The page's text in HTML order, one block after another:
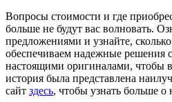
Вопросы стоимости и где
больше не будут вас волновать.
предложениями и узнайте,
обеспечиваем надежные решения
настоящими оригиналами, чтобы
история была представлена
сайт здесь, чтобы узнать больше о